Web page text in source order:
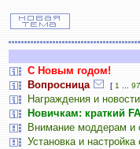
С Новым годом!
Вопросница
[ 1 97
Награждения и
Новичкам: краткий
Внимание моддерам и
Установка и